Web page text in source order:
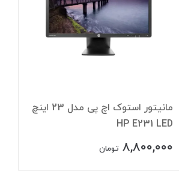
IPS+HDMI مدل HP EliteDisplay
P223
10,090,000
9,500,000